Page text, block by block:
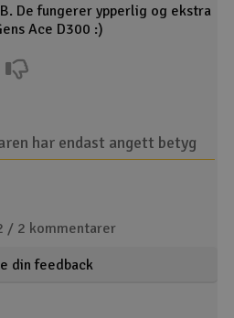
De fungerer ypperlig og ekstra
Ace D300 :)
har endast angett betyg
/ 2 kommentarer
din feedback